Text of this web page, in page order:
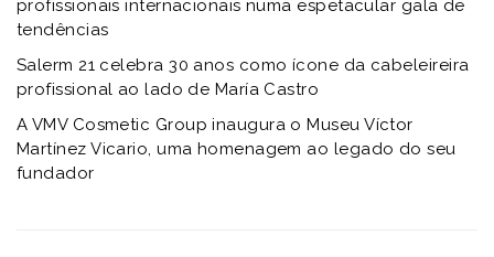
profissionais internacionais numa espetacular gala de
tendências
Salerm 21 celebra 30 anos como ícone da cabeleireira
profissional ao lado de María Castro
A VMV Cosmetic Group inaugura o Museu Víctor
Martínez Vicario, uma homenagem ao legado do seu
fundador